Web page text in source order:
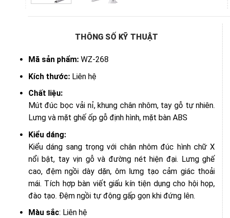
THÔNG SỐ KỸ THUẬT
Mã sản phẩm: WZ-268
Kích thước: Liên hệ
Chất liệu:
Mút đúc bọc vải nỉ, khung chân nhôm, tay gỗ tự nhiên.
Lưng và mặt ghế ốp gỗ định hình, mặt bàn ABS
Kiểu dáng:
Kiểu dáng sang trọng với chân nhôm đúc hình chữ X
nổi bật, tay vịn gỗ và đường nét hiện đại. Lưng ghế
cao, đệm ngồi dày dặn, ôm lưng tạo cảm giác thoải
mái. Tích hợp bàn viết giấu kín tiện dụng cho hội họp,
đào tạo. Đệm ngồi tự động gấp gọn khi đứng lên.
Màu sắc: Liên hệ